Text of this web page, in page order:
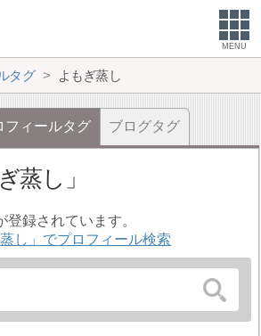
MENU
タグ よもぎ蒸し
フィールタグ ブログタグ
蒸し
録されています。
し」でプロフィール検索